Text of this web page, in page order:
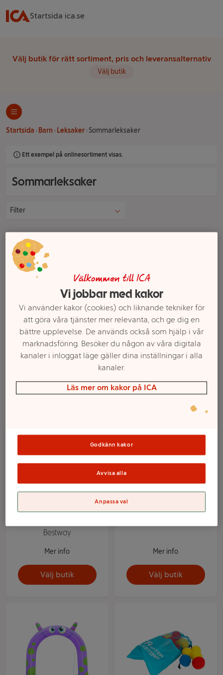
Startsida ica.se
Välj butik för rätt sortiment, pris och leveransalternativ
Välj butik
Startsida Barn Leksaker Sommarleksaker
Ett exempel på onlinesortiment visas.
Sommarleksaker
Filter
Dront 141x113cm
Bestway
Välj butik
Poolspel Vattenpolo
142x76cm Bestway
Välj butik
Bestway
Mer info
Välj butik
Mer info
Välj butik
Välkommen till ICA
Vi jobbar med kakor
Vi använder kakor (cookies) och liknande tekniker för
att göra våra tjänster mer relevanta, och ge dig en
bättre upplevelse. De används också som hjälp i vår
marknadsföring. Besöker du någon av våra digitala
kanaler i inloggat läge gäller dina inställningar i alla
kanaler.
Läs mer om kakor på ICA
Godkänn kakor
Avvisa alla
Anpassa val